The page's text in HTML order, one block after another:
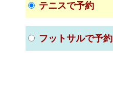
テニスで予約
フットサルで予約